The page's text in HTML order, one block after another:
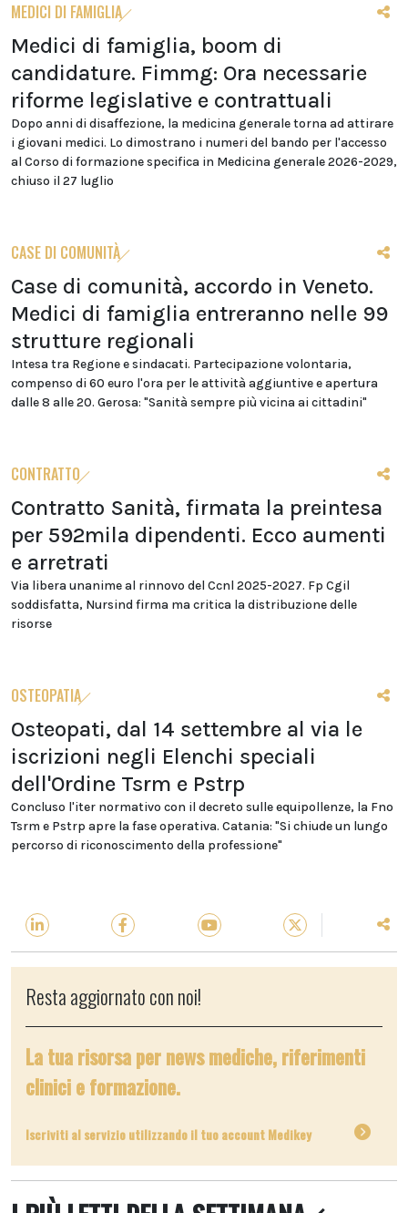
MEDICI DI FAMIGLIA
Medici di famiglia, boom di
candidature. Fimmg: Ora necessarie
riforme legislative e contrattuali
Dopo anni di disaffezione, la medicina generale torna ad attirare
i giovani medici. Lo dimostrano i numeri del bando per l'accesso
al Corso di formazione specifica in Medicina generale 2026-2029,
chiuso il 27 luglio
CASE DI COMUNITÀ
Case di comunità, accordo in Veneto.
Medici di famiglia entreranno nelle 99
strutture regionali
Intesa tra Regione e sindacati. Partecipazione volontaria,
compenso di 60 euro l'ora per le attività aggiuntive e apertura
dalle 8 alle 20. Gerosa: "Sanità sempre più vicina ai cittadini"
CONTRATTO
Contratto Sanità, firmata la preintesa
per 592mila dipendenti. Ecco aumenti
e arretrati
Via libera unanime al rinnovo del Ccnl 2025-2027. Fp Cgil
soddisfatta, Nursind firma ma critica la distribuzione delle
risorse
OSTEOPATIA
Osteopati, dal 14 settembre al via le
iscrizioni negli Elenchi speciali
dell'Ordine Tsrm e Pstrp
Concluso l'iter normativo con il decreto sulle equipollenze, la Fno
Tsrm e Pstrp apre la fase operativa. Catania: "Si chiude un lungo
percorso di riconoscimento della professione"
Resta aggiornato con noi!
La tua risorsa per news mediche, riferimenti
clinici e formazione.
Iscriviti al servizio utilizzando il tuo account Medikey